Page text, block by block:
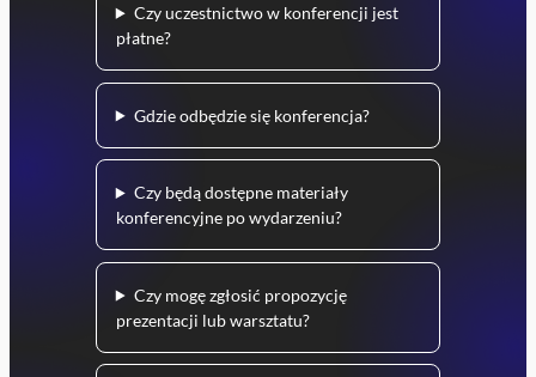
Czy uczestnictwo w konferencji jest
płatne?
Gdzie odbędzie się konferencja?
Czy będą dostępne materiały
konferencyjne po wydarzeniu?
Czy mogę zgłosić propozycję
prezentacji lub warsztatu?